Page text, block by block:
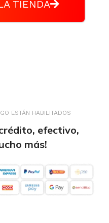
TIENDA
ESTÁN HABILITADOS
efectivo,
más!